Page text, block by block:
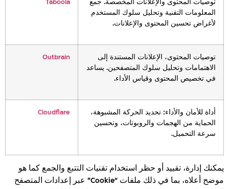
توصيات المحتوى والإعلانات المخصصة. جمع
المعلومات التقنية وتحليل سلوك المستخدم
لأغراض تحسين المحتوى والإعلانات.
Taboola
توصيات المحتوى، الإعلانات المستندة إلى
الاهتمامات وتحليل سلوك المتصفحين. يساعد
في تخصيص المحتوى وقياس الأداء.
Outbrain
أداة للأمان والأداء: تحديد الحركة المشبوهة،
الحماية من الهجمات والروبوتات، وتحسين
سرعة التحميل.
Cloudflare
يمكنك إدارة، تقييد أو حظر استخدام تقنيات التتبع والجمع كما هو
موضح أعلاه، بما في ذلك ملفات “Cookie” عبر إعدادات المتصفح